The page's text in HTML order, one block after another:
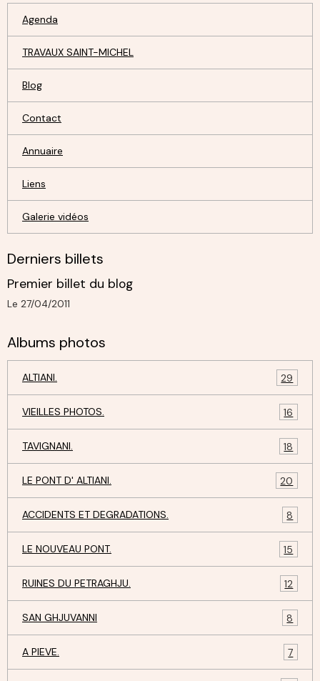
Agenda
TRAVAUX SAINT-MICHEL
Blog
Contact
Annuaire
Liens
Galerie vidéos
Derniers billets
Premier billet du blog
Le 27/04/2011
Albums photos
ALTIANI. 29
VIEILLES PHOTOS. 16
TAVIGNANI. 18
LE PONT D' ALTIANI. 20
ACCIDENTS ET DEGRADATIONS. 8
LE NOUVEAU PONT. 15
RUINES DU PETRAGHJU. 12
SAN GHJUVANNI 8
A PIEVE. 7